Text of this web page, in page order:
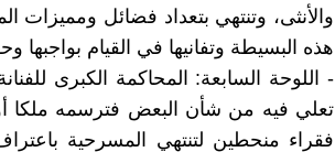
والأنثى، وتنتهي بتعداد فضائل ومميزات
هذه البسيطة وتفانيها في القيام بواجبها
- اللوحة السابعة: المحاكمة الكبرى
تعلي فيه من شأن البعض فترسمه ملكا
فقراء منحطين لتنتهي المسرحية باعتراف